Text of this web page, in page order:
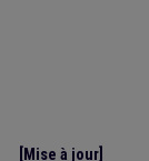
[Mise à jour]